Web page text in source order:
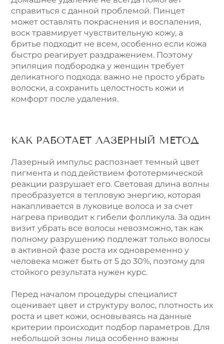
справиться с данной проблемой. Пинцет
может оставлять покраснения и воспаления,
воск травмирует чувствительную кожу, а
бритье подходит не всем, особенно если кожа
быстро реагирует раздражением. Поэтому
эпиляция подбородка у женщин требует
деликатного подхода: важно не просто убрать
волоски, а сохранить целостность кожи и
комфорт после удаления.
КАК РАБОТАЕТ ЛАЗЕРНЫЙ МЕТОД
Лазерный импульс распознает темный цвет
пигмента и под действием фототермической
реакции разрушает его. Световая длина волны
преобразуется в тепловую энергию, которая
накапливается в луковице волоса и за счет
нагрева приводит к гибели фолликула. За один
визит убрать все волосы невозможно, так как
полному разрушению подлежат только волосы
в активной фазе роста их одновременно у
человека может быть от 5 до 30%, поэтому для
стойкого результата нужен курс.
Перед началом процедуры специалист
оценивает цвет и структуру волос, плотность их
роста и цвет кожи, основываясь на данные
критерии происходит подбор параметров. Для
небольшой зоны лица особенно важны